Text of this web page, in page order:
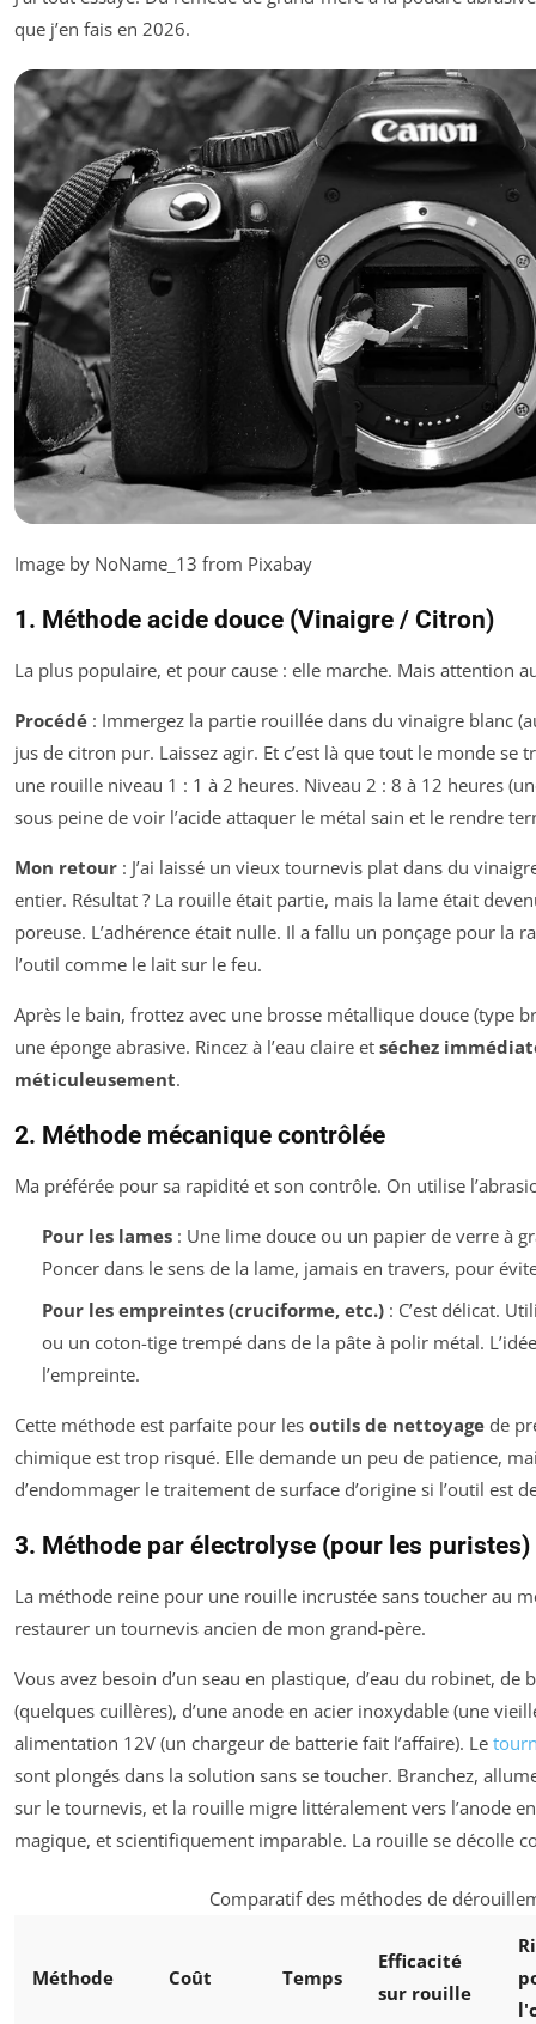
que j’en fais en 2026.
Image by NoName_13 from Pixabay
1. Méthode acide douce (Vinaigre / Citron)
La plus populaire, et pour cause : elle marche. Mais attention
Procédé : Immergez la partie rouillée dans du vinaigre blanc
jus de citron pur. Laissez agir. Et c’est là que tout le monde se
une rouille niveau 1 : 1 à 2 heures. Niveau 2 : 8 à 12 heures
sous peine de voir l’acide attaquer le métal sain et le rendre
Mon retour : J’ai laissé un vieux tournevis plat dans du
entier. Résultat ? La rouille était partie, mais la lame était
poreuse. L’adhérence était nulle. Il a fallu un ponçage pour la
l’outil comme le lait sur le feu.
Après le bain, frottez avec une brosse métallique douce (type
une éponge abrasive. Rincez à l’eau claire et séchez
méticuleusement.
2. Méthode mécanique contrôlée
Ma préférée pour sa rapidité et son contrôle. On utilise
Pour les lames: Une lime douce ou un papier de verre à
Poncer dans le sens de la lame, jamais en travers, pour
Pour les empreintes (cruciforme, etc.): C’est délicat.
ou un coton-tige trempé dans de la pâte à polir métal.
l’empreinte.
Cette méthode est parfaite pour les outils de nettoyage de
chimique est trop risqué. Elle demande un peu de patience,
d’endommager le traitement de surface d’origine si l’outil est
3. Méthode par électrolyse (pour les puristes)
La méthode reine pour une rouille incrustée sans toucher au
restaurer un tournevis ancien de mon grand-père.
Vous avez besoin d’un seau en plastique, d’eau du robinet, de
(quelques cuillères), d’une anode en acier inoxydable (une
alimentation 12V (un chargeur de batterie fait l’affaire). Le
sont plongés dans la solution sans se toucher. Branchez,
sur le tournevis, et la rouille migre littéralement vers l’anode en
magique, et scientifiquement imparable. La rouille se décolle
Comparatif des méthodes de
Méthode Coût Temps
Efficacité
sur rouille